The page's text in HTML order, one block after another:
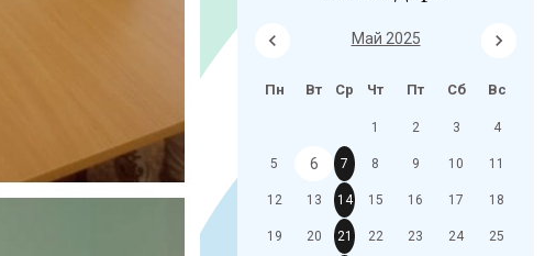
Май 2025
Пн Вт Ср Чт Пт Сб Вс
1 2 3 4
5 6 7 8 9 10 11
12 13 14 15 16 17 18
19 20 21 22 23 24 25